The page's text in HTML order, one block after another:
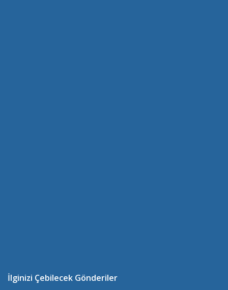
İlginizi Çebilecek Gönderiler